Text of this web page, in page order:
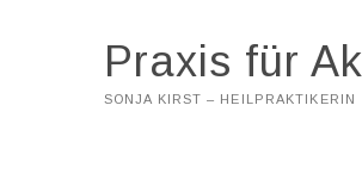
Praxis für
SONJA KIRST – HEILPRAKTIKERIN